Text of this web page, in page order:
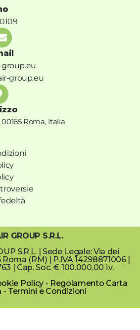
group.eu
group.eu
00165 Roma, Italia
GROUP S.R.L.
S.R.L. | Sede Legale: Via dei
Roma (RM) | P.IVA 14298871006 |
| Cap. Soc. € 100.000,00 i.v.
Policy- Regolamento Carta
- Termini e Condizioni